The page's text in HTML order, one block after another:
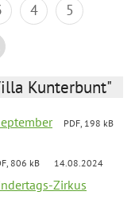
4
5
Kunterbunt"
PDF, 198 kB
806 kB 14.08.2024
Zirkus